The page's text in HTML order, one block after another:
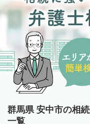
群馬県 安中市の相
一覧